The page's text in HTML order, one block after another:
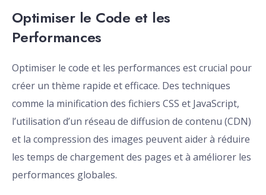
Optimiser le Code et les
Performances
Optimiser le code et les performances est crucial pour
créer un thème rapide et efficace. Des techniques
comme la minification des fichiers CSS et JavaScript,
l’utilisation d’un réseau de diffusion de contenu (CDN)
et la compression des images peuvent aider à réduire
les temps de chargement des pages et à améliorer les
performances globales.